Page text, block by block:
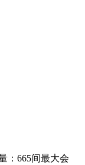
：665间最大会